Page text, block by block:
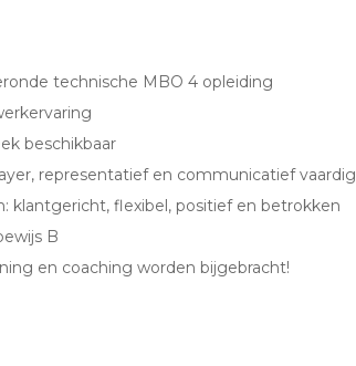
technische MBO 4 opleiding
beschikbaar
representatief en communicatief vaardig
klantgericht, flexibel, positief en betrokken
B
en coaching worden bijgebracht!